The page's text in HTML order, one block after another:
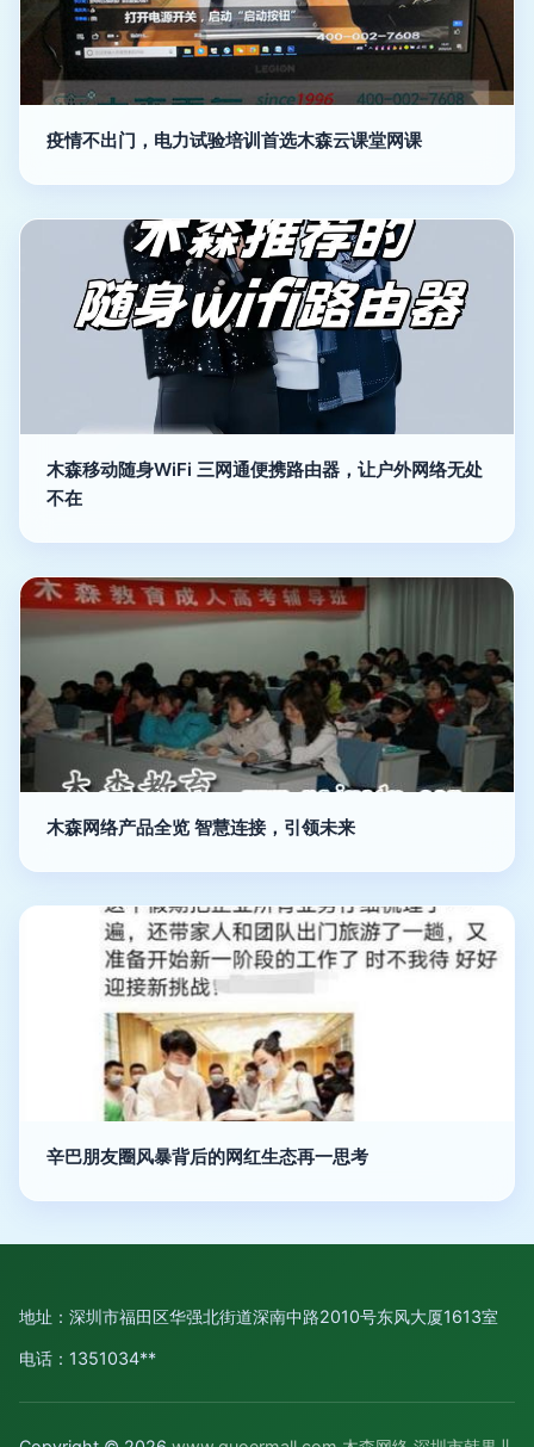
疫情不出门，电力试验培训首选木森云课堂网课
木森移动随身WiFi 三网通便携路由器，让户外网络无处
不在
木森网络产品全览 智慧连接，引领未来
辛巴朋友圈风暴背后的网红生态再一思考
地址：深圳市福田区华强北街道深南中路2010号东风大厦1613室
电话：1351034**